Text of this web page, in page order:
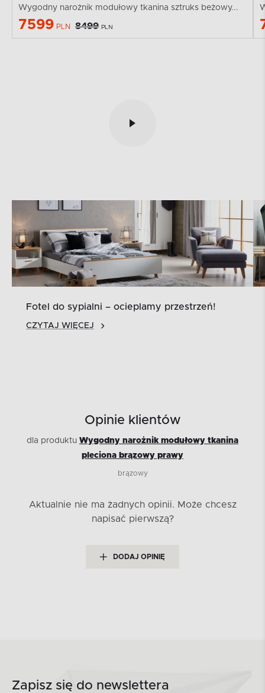
Wygodny narożnik modułowy tkanina sztruks beżowy...
7599 PLN 8499 PLN
Fotel do sypialni – ocieplamy przestrzeń!
CZYTAJ WIĘCEJ
Opinie klientów
dla produktu Wygodny narożnik modułowy tkanina
pleciona brązowy prawy
brązowy
Aktualnie nie ma żadnych opinii. Może chcesz
napisać pierwszą?
DODAJ OPINIĘ
Zapisz się do newslettera